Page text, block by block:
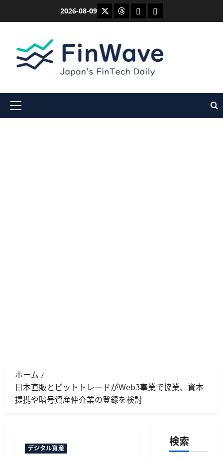
2026-08-09 X ThreadsBlueskyMastodon
メ
ホーム
日本直販とビットトレードがWeb3事業で協業、資本
提携や暗号資産仲介業の登録を検討
デジタル資産
検索